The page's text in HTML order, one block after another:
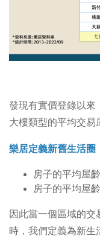
發現有實價登錄以來
大樓類型的平均交易
樂居定義新舊生活圈
房子的平均屋
房子的平均屋
因此當一個區域的
時，我們定義為新生